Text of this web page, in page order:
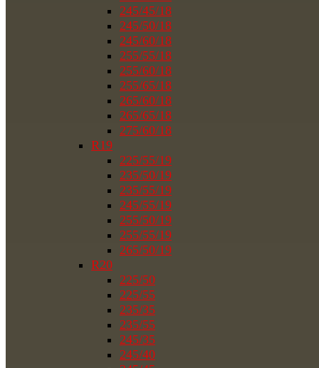
245/45/18
245/50/18
245/60/18
255/55/18
255/60/18
255/65/18
265/60/18
265/65/18
275/60/18
R19
225/55/19
235/50/19
235/55/19
245/55/19
255/50/19
255/55/19
265/50/19
R20
225/50
225/55
235/35
235/55
245/35
245/40